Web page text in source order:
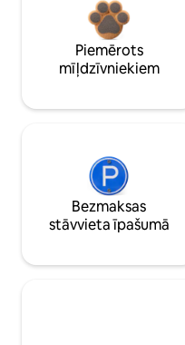
Piemērots
mīļdzīvniekiem
Bezmaksas
stāvvieta īpašumā